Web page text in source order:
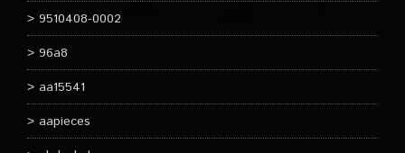
9510408-0002
96a8
aa15541
aapieces